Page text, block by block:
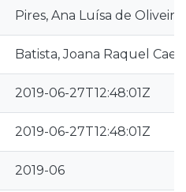
Pires, Ana Luísa de Oliveira
Batista, Joana Raquel
2019-06-27T12:48:01Z
2019-06-27T12:48:01Z
2019-06